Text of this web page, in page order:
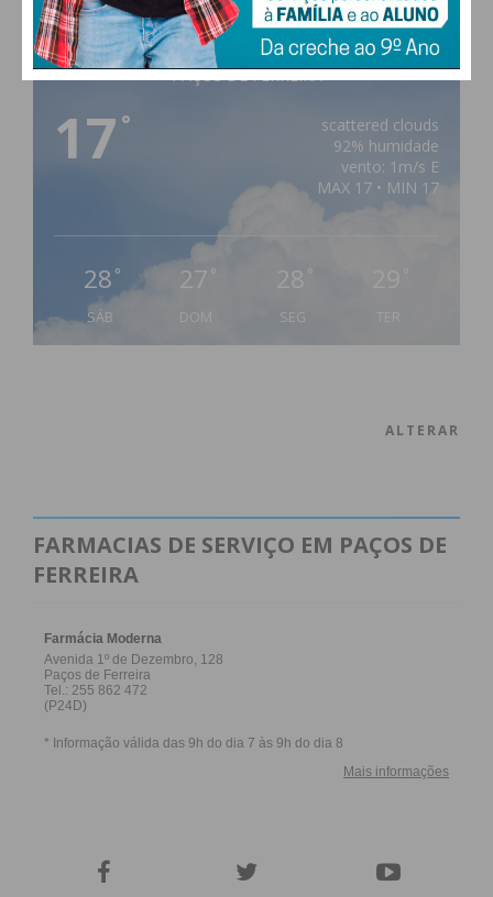
PAÇOS DE FERREIRA
17 °
scattered clouds
92% humidade
vento: 1m/s E
MAX 17 • MIN 17
28 °
SÁB
27 °
DOM
28 °
SEG
ALTERAR
FARMACIAS DE SERVIÇO EM PAÇOS DE
FERREIRA